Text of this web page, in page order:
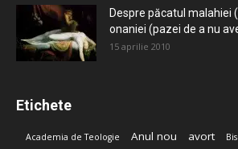
Despre păcatul malahiei
onaniei (pazei de a nu
15 aprilie 2010
Etichete
Academia de Teologie Anul nou avort